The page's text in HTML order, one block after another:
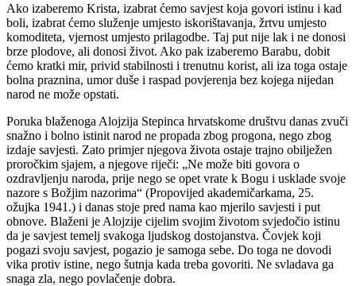
Ako izaberemo Krista, izabrat ćemo savjest koja govori istinu i kad
boli, izabrat ćemo služenje umjesto iskorištavanja, žrtvu umjesto
komoditeta, vjernost umjesto prilagodbe. Taj put nije lak i ne donosi
brze plodove, ali donosi život. Ako pak izaberemo Barabu, dobit
ćemo kratki mir, privid stabilnosti i trenutnu korist, ali iza toga ostaje
bolna praznina, umor duše i raspad povjerenja bez kojega nijedan
narod ne može opstati.
Poruka blaženoga Alojzija Stepinca hrvatskome društvu danas zvuči
snažno i bolno istinit narod ne propada zbog progona, nego zbog
izdaje savjesti. Zato primjer njegova života ostaje trajno obilježen
proročkim sjajem, a njegove riječi: „Ne može biti govora o
ozdravljenju naroda, prije nego se opet vrate k Bogu i usklade svoje
nazore s Božjim nazorima“ (Propovijed akademičarkama, 25.
ožujka 1941.) i danas stoje pred nama kao mjerilo savjesti i put
obnove. Blaženi je Alojzije cijelim svojim životom svjedočio istinu
da je savjest temelj svakoga ljudskog dostojanstva. Čovjek koji
pogazi svoju savjest, pogazio je samoga sebe. Do toga ne dovodi
vika protiv istine, nego šutnja kada treba govoriti. Ne svladava ga
snaga zla, nego povlačenje dobra.